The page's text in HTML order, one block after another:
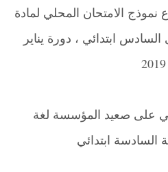
الامتحان المحلي لمادة
ابتدائي ، دورة يناير
2019
على صعيد المؤسسة لغة
السادسة ابتدائي